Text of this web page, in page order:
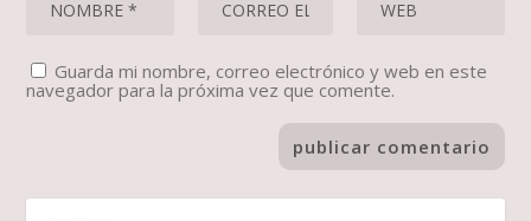
Guarda mi nombre, correo electrónico y web en este
navegador para la próxima vez que comente.